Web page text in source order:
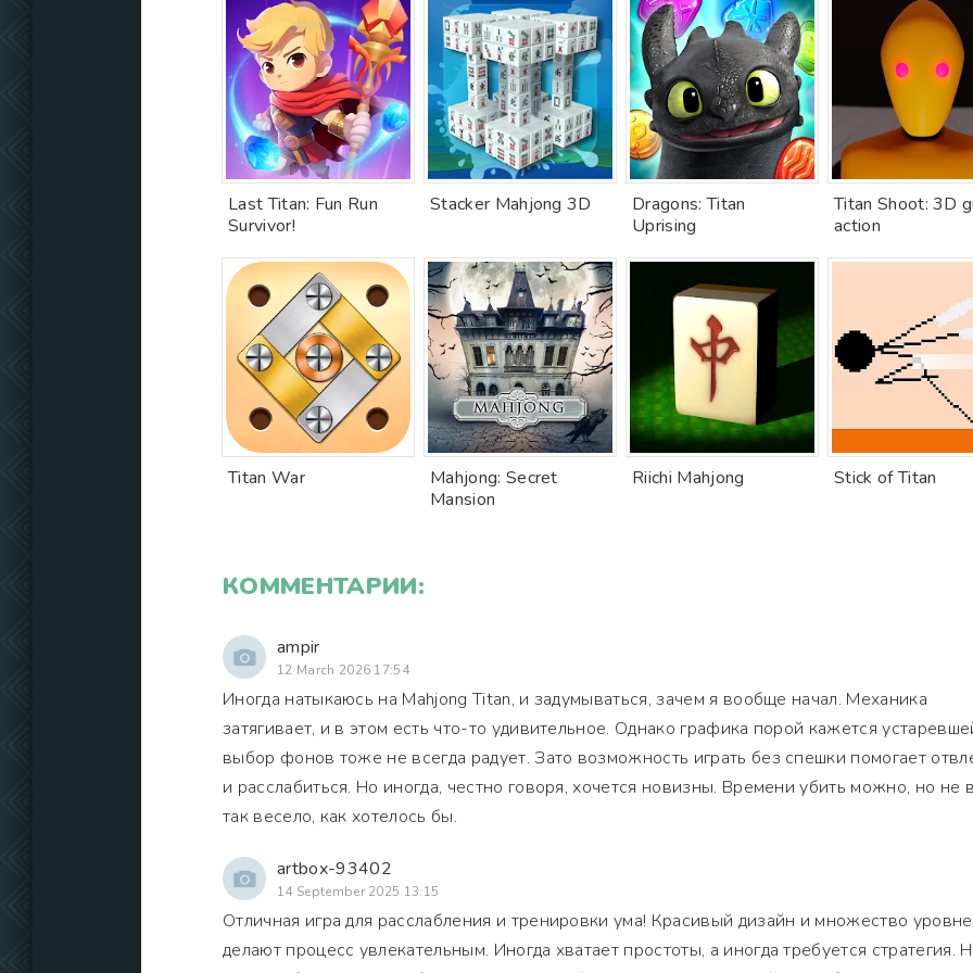
Last Titan: Fun Run
Survivor!
Stacker Mahjong 3D
Dragons: Titan
Uprising
Titan Shoot: 3D
action
Titan War
Mahjong: Secret
Mansion
Riichi Mahjong Stick of Titan
КОММЕНТАРИИ:
ampir
12 March 2026 17:54
Иногда натыкаюсь на Mahjong Titan, и задумываться, зачем я вообще начал. Механика
затягивает, и в этом есть что-то удивительное. Однако графика порой кажется
выбор фонов тоже не всегда радует. Зато возможность играть без спешки помогает
и расслабиться. Но иногда, честно говоря, хочется новизны. Времени убить можно, но не
так весело, как хотелось бы.
artbox-93402
14 September 2025 13:15
Отличная игра для расслабления и тренировки ума! Красивый дизайн и множество
делают процесс увлекательным. Иногда хватает простоты, а иногда требуется стратегия.